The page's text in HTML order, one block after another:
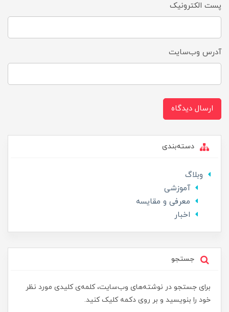
پست الکترونیک
آدرس وب‌سایت
ارسال دیدگاه
دسته‌بندی
وبلاگ
آموزشی
معرفی و مقایسه
اخبار
جستجو
برای جستجو در نوشته‌های وب‌سایت، کلمه‌ی کلیدی مورد نظر
خود را بنویسید و بر روی دکمه کلیک کنید.